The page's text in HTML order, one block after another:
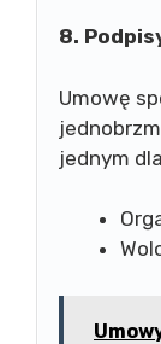
8.
Umowę
jednym